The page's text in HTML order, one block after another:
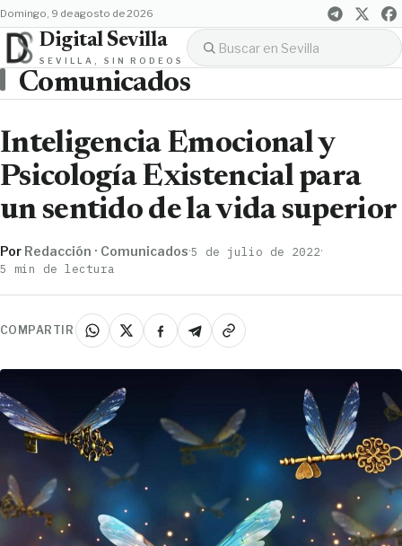
domingo, 9 de agosto de 2026
Digital Sevilla
SEVILLA, SIN RODEOS
Comunicados
Inteligencia Emocional y
Psicología Existencial para
un sentido de la vida superior
Por Redacción · Comunicados·5 de julio de 2022·
5 min de lectura
COMPARTIR